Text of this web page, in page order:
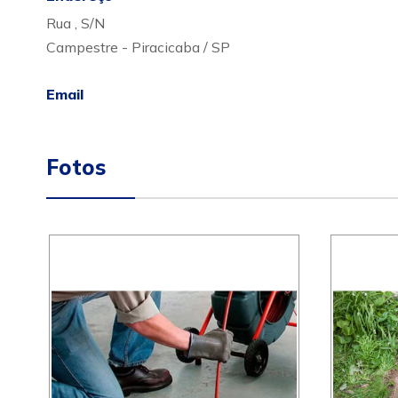
Rua , S/N
Campestre - Piracicaba / SP
Email
Fotos